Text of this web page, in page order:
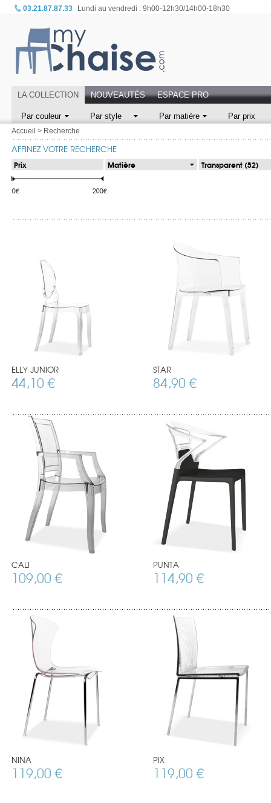
03.21.87.87.33 Lundi au vendredi : 9h00-12h30/14h00-18h30
LA COLLECTION NOUVEAUTÉS ESPACE PRO
Par couleur Par style Par matière Par prix
Accueil > Recherche
AFFINEZ VOTRE RECHERCHE
Prix
0€ 200€
Matière Transparent (52)
ELLY JUNIOR
44,10 €
STAR
84,90 €
CALI
109,00 €
PUNTA
114,90 €
NINA
119,00 €
PIX
119,00 €